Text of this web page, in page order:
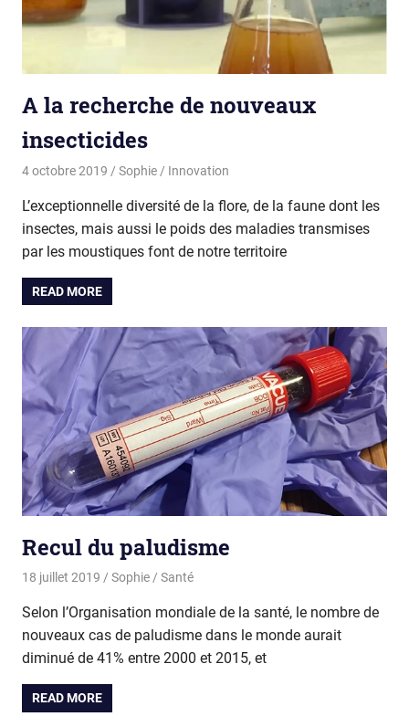
A la recherche de nouveaux
insecticides
4 octobre 2019 Sophie Innovation
L’exceptionnelle diversité de la flore, de la faune dont les
insectes, mais aussi le poids des maladies transmises
par les moustiques font de notre territoire
READ MORE
Recul du paludisme
18 juillet 2019 Sophie Santé
Selon l’Organisation mondiale de la santé, le nombre de
nouveaux cas de paludisme dans le monde aurait
diminué de 41% entre 2000 et 2015, et
READ MORE